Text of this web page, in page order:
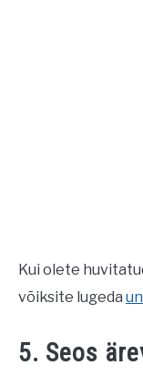
Kui olete
võiksite lugeda
5. Seos